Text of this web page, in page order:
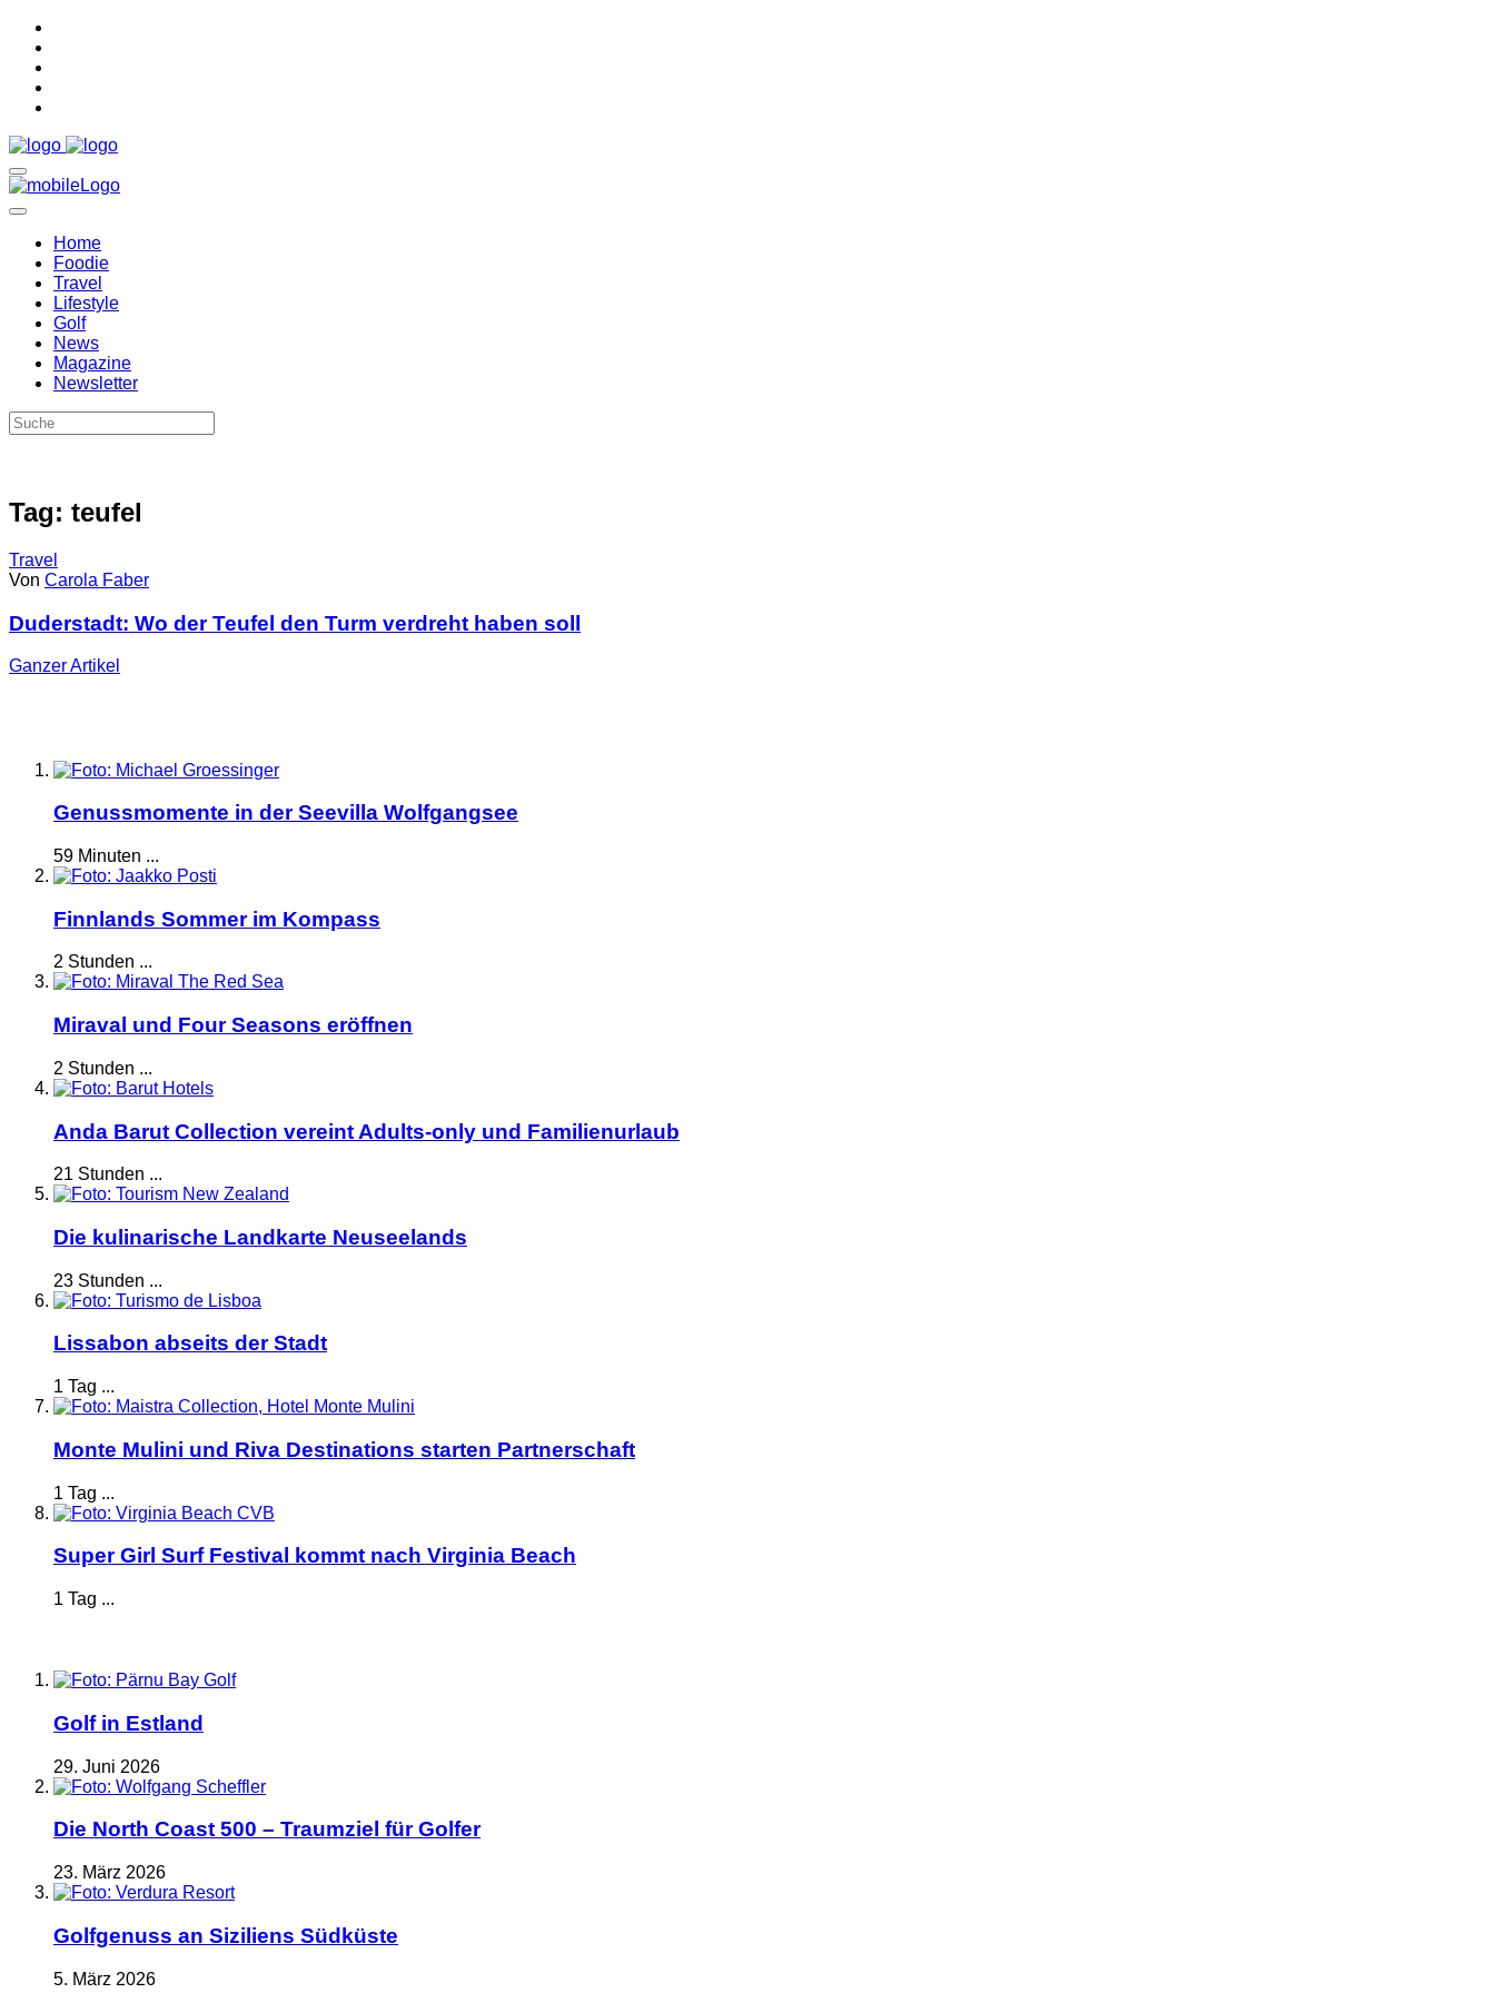
Home
Foodie
Travel
Lifestyle
Golf
News
Magazine
Newsletter
Tag: teufel
Travel
Von Carola Faber
Duderstadt: Wo der Teufel den Turm verdreht haben soll
GanzerArtikel
Genussmomente in der Seevilla Wolfgangsee
59 Minuten ...
Finnlands Sommer im Kompass
2 Stunden ...
Miraval und Four Seasons eröffnen
2 Stunden ...
Anda Barut Collection vereint Adults-only und Familienurlaub
21 Stunden ...
Die kulinarische Landkarte Neuseelands
23 Stunden ...
Lissabon abseits der Stadt
1 Tag ...
Monte Mulini und Riva Destinations starten Partnerschaft
1 Tag ...
Super Girl Surf Festival kommt nach Virginia Beach
1 Tag ...
Golf in Estland
29. Juni 2026
Die North Coast 500 – Traumziel für Golfer
23. März 2026
Golfgenuss an Siziliens Südküste
5. März 2026